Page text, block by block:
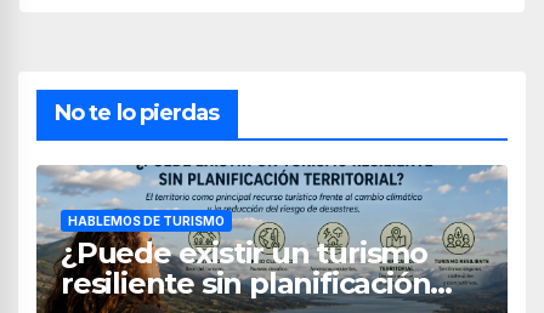
No te lo pierdas
HABLEMOS DE TURISMO
¿Puede existir un turismo
resiliente sin planificación